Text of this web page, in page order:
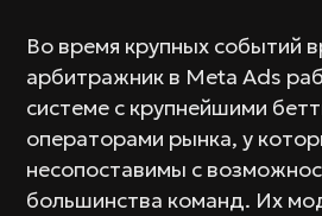
Во время крупных событий
арбитражник в Meta Ads
системе с крупнейшими
операторами рынка, у
несопоставимы с
большинства команд. Их